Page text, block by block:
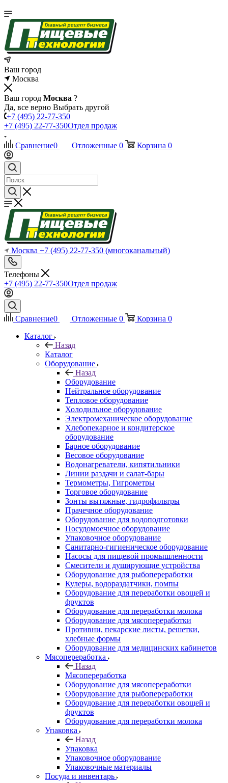
Ваш город
Москва
Ваш город Москва ?
Да, все верно Выбрать другой
+7 (495) 22-77-350
+7 (495) 22-77-350Отдел продаж
Сравнение0 Отложенные 0 Корзина 0
Москва +7 (495) 22-77-350 (многоканальный)
Телефоны
+7 (495) 22-77-350Отдел продаж
Сравнение0 Отложенные 0 Корзина 0
Каталог
Назад
Каталог
Оборудование
Назад
Оборудование
Нейтральное оборудование
Тепловое оборудование
Холодильное оборудование
Электромеханическое оборудование
Хлебопекарное и кондитерское
оборудование
Барное оборудование
Весовое оборудование
Водонагреватели, кипятильники
Линии раздачи и салат-бары
Термометры, Гигрометры
Торговое оборудование
Зонты вытяжные, гидрофильтры
Прачечное оборудование
Оборудование для водоподготовки
Посудомоечное оборудование
Упаковочное оборудование
Санитарно-гигиеническое оборудование
Насосы для пищевой промышленности
Смесители и душирующие устройства
Оборудование для рыбопереработки
Кулеры, водораздатчики, помпы
Оборудование для переработки овощей и
фруктов
Оборудование для переработки молока
Оборудование для мясопереработки
Противни, пекарские листы, решетки,
хлебные формы
Оборудование для медицинских кабинетов
Мясопереработка
Назад
Мясопереработка
Оборудование для мясопереработки
Оборудование для рыбопереработки
Оборудование для переработки овощей и
фруктов
Оборудование для переработки молока
Упаковка
Назад
Упаковка
Упаковочное оборудование
Упаковочные материалы
Посуда и инвентарь